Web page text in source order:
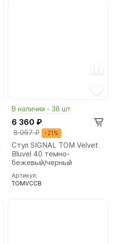
В наличии - 38 шт
6 360 ₽
8 067 ₽ -21%
Стул SIGNAL TOM Velvet
Bluvel 40 темно-
бежевый/черный
Артикул:
TOMVCCB